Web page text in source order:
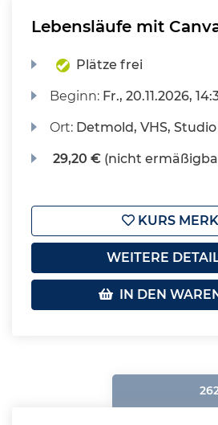
Lebensläufe mit
Plätze frei
Beginn: Fr., 20.11.2026,
Ort: Detmold, VHS, Studio
29,20 € (nicht
KURS
WEITERE
IN DEN